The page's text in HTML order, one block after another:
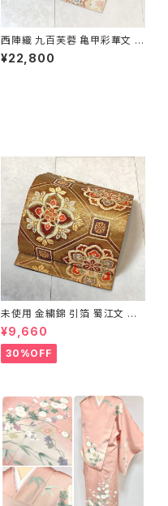
西陣織 九百芙蓉 亀甲彩華文 唐
織り 袋帯 正絹 金糸 クリーム色
白 667
¥22,800
未使用 金繍錦 引箔 蜀江文 唐
織 華紋 袋帯 正絹 金糸 ゴール
ド 赤 紫 710
¥9,660
30%OFF